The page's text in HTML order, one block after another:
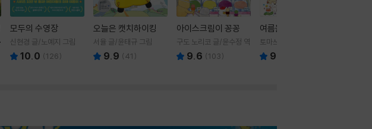
모두의 수영장
신현경 글/노예지 그림
10.0 (126)
오늘은 캣치하이킹
서율 글/윤태규 그림
9.9 (41 )
아이스크림이 꽁꽁
구도 노리코 글/윤수정 역
9.6 (103)
여름을 부탁해
토마쓰리 글그림
9.8